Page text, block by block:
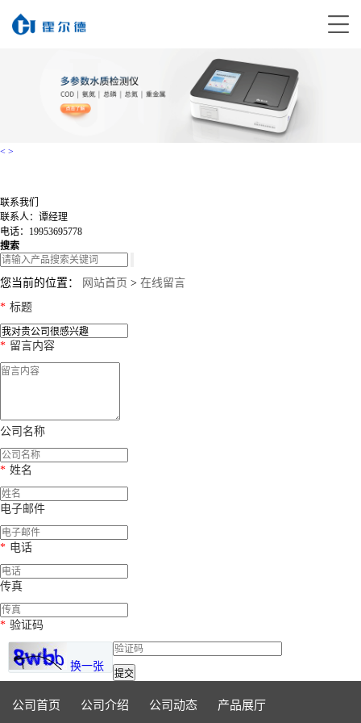
< >
联系我们
联系人：谭经理
电话：19953695778
搜索
您当前的位置： 网站首页 > 在线留言
* 标题
* 留言内容
公司名称
* 姓名
电子邮件
* 电话
传真
* 验证码
换一张
提交
公司首页 公司介绍 公司动态
产品展厅